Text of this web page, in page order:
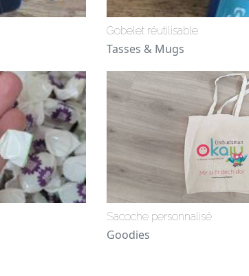
Gobelet réutilisable
Tasses & Mugs
Sacoche personnalisé
Goodies